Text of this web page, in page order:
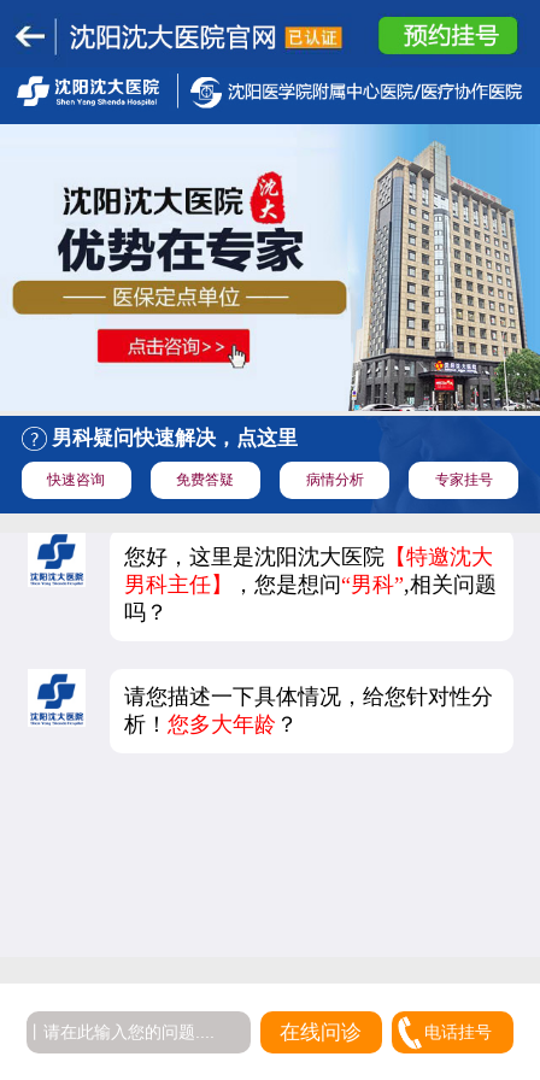
男科疑问快速解决，点这里
快速咨询 免费答疑 病情分析 专家挂号
您好，这里是沈阳沈大医院 【特邀沈大
男科主任】
，您是想问“男科”,相关问题
吗？
请您描述一下具体情况，给您针对性分
析！您多大年龄 ？
在线问诊 电话挂号